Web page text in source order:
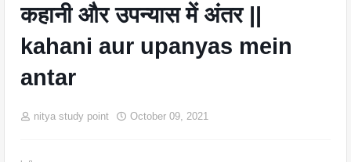
कहानी और उपन्यास में अंतर ||
kahani aur upanyas mein
antar
nitya study point October 09, 2021